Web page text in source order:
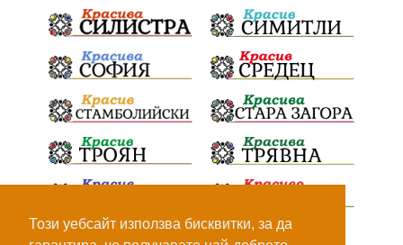
Този уебсайт използва бисквитки, за да
КомарДрон КитайскаТехнология
ВоенниТехнологии Наркотици Дрога
НелегалнаЛаборатория Байрактаров
НеНаНаркотиците